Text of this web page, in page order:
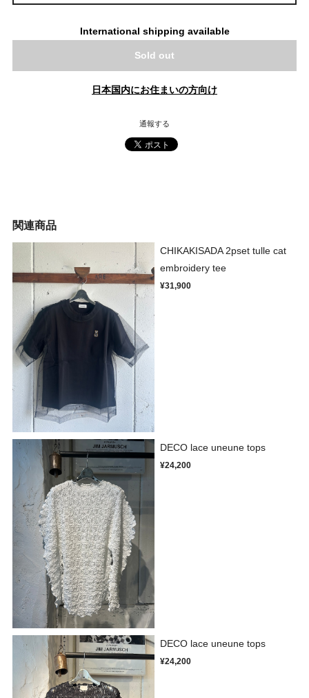
International shipping available
Sold out
日本国内にお住まいの方向け
通報する
関連商品
CHIKAKISADA 2pset tulle cat
embroidery tee
¥31,900
DECO lace uneune tops
¥24,200
DECO lace uneune tops
¥24,200